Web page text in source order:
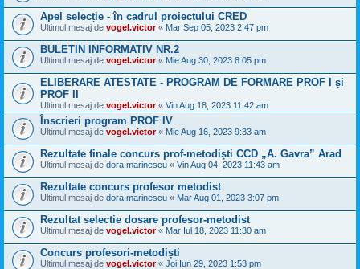
Apel selecție - în cadrul proiectului CRED
Ultimul mesaj de vogel.victor« Mar Sep 05, 2023 2:47 pm
BULETIN INFORMATIV NR.2
Ultimul mesaj de vogel.victor« Mie Aug 30, 2023 8:05 pm
ELIBERARE ATESTATE - PROGRAM DE FORMARE PROF I și
PROF II
Ultimul mesaj de vogel.victor« Vin Aug 18, 2023 11:42 am
Înscrieri program PROF IV
Ultimul mesaj de vogel.victor« Mie Aug 16, 2023 9:33 am
Rezultate finale concurs prof-metodiști CCD „A. Gavra” Arad
Ultimul mesaj de dora.marinescu « Vin Aug 04, 2023 11:43 am
Rezultate concurs profesor metodist
Ultimul mesaj de dora.marinescu « Mar Aug 01, 2023 3:07 pm
Rezultat selectie dosare profesor-metodist
Ultimul mesaj de vogel.victor« Mar Iul 18, 2023 11:30 am
Concurs profesori-metodiști
Ultimul mesaj de vogel.victor« Joi Iun 29, 2023 1:53 pm